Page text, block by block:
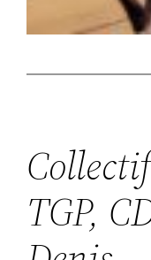
TGP,